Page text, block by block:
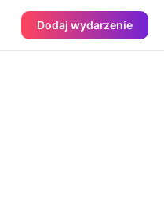
Dodaj wydarzenie